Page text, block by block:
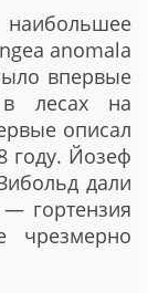
anomala
впервые
лесах на
описал
году. Йозеф
дали
гортензия
чрезмерно